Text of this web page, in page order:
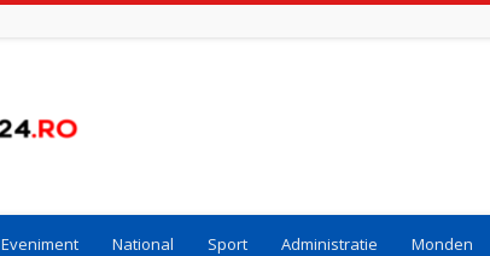
Eveniment National Sport Administratie Monden